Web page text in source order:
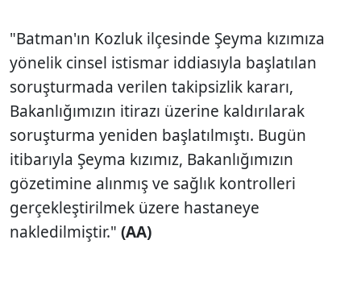
"Batman'ın Kozluk ilçesinde Şeyma kızımıza
yönelik cinsel istismar iddiasıyla başlatılan
soruşturmada verilen takipsizlik kararı,
Bakanlığımızın itirazı üzerine kaldırılarak
soruşturma yeniden başlatılmıştı. Bugün
itibarıyla Şeyma kızımız, Bakanlığımızın
gözetimine alınmış ve sağlık kontrolleri
gerçekleştirilmek üzere hastaneye
nakledilmiştir." (AA)